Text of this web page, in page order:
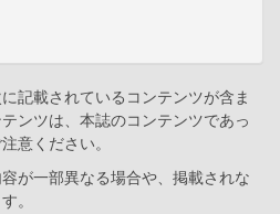
記載されているコンテンツが含ま
ンツは、本誌のコンテンツであっ
意ください。
が一部異なる場合や、掲載されな
。